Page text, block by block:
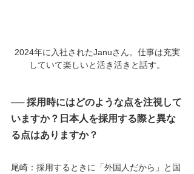
2024年に入社されたJanuさん。仕事は充実
していて楽しいと活き活きと話す。
── 採用時にはどのような点を注視して
いますか？日本人を採用する際と異な
る点はありますか？
尾崎：採用するときに「外国人だから」と国